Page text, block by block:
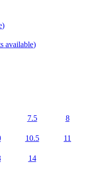
)
available)
7.5 8
10.5 11
14